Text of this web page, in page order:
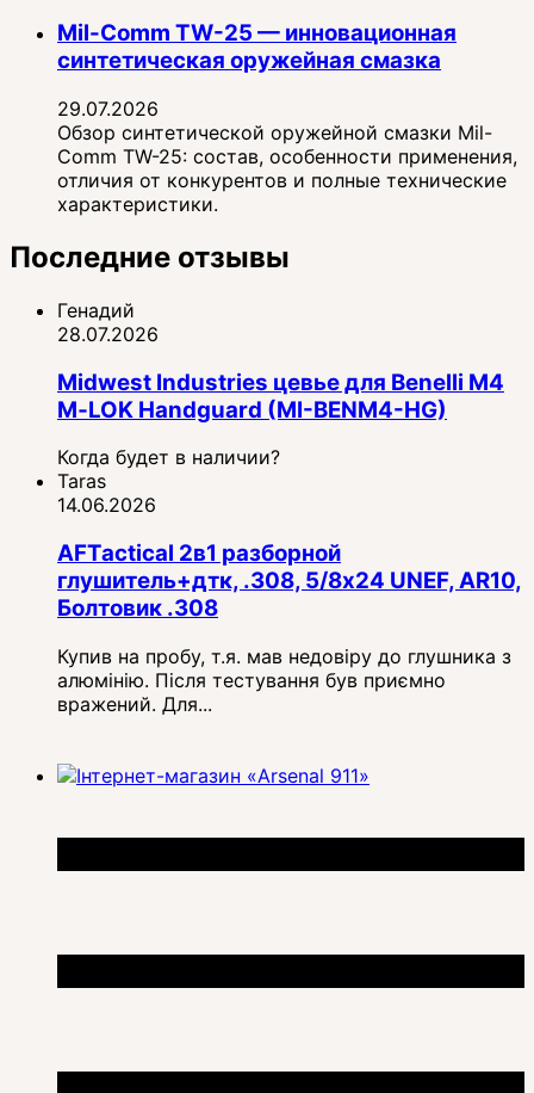
Mil-Comm TW-25 — инновационная
синтетическая оружейная смазка
29.07.2026
Обзор синтетической оружейной смазки Mil-
Comm TW-25: состав, особенности применения,
отличия от конкурентов и полные технические
характеристики.
Последние отзывы
Генадий
28.07.2026
Midwest Industries цевье для Benelli M4
M‑LOK Handguard (MI-BENM4-HG)
Когда будет в наличии?
Taras
14.06.2026
AFTactical 2в1 разборной
глушитель+дтк, .308, 5/8x24 UNEF, AR10,
Болтовик .308
Купив на пробу, т.я. мав недовіру до глушника з
алюмінію. Після тестування був приємно
вражений. Для...